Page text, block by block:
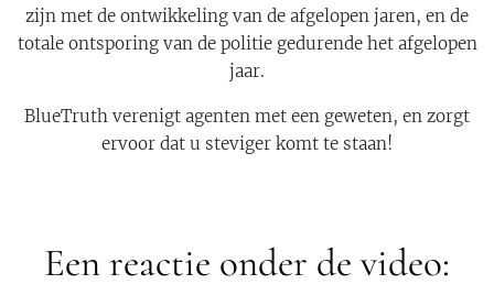
zijn met de ontwikkeling van de afgelopen jaren, en de
totale ontsporing van de politie gedurende het afgelopen
jaar.
BlueTruth verenigt agenten met een geweten, en zorgt
ervoor dat u steviger komt te staan!
Een reactie onder de video: